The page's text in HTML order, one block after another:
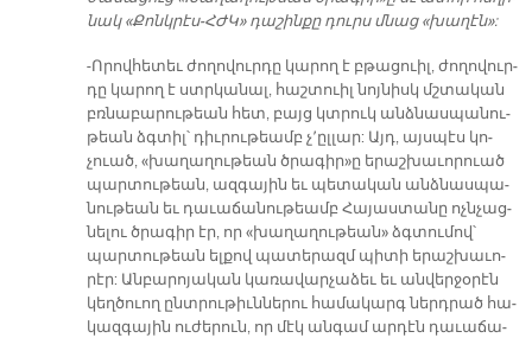
նակ «Քոնկ­րէս-ՀԺԿ» դա­շին­քը դուրս մնաց «խա­ղէ­ն»:
-Ո­րով­հե­տեւ ժո­ղո­վուր­դը կա­րող է բթացուիլ, ժո­ղո­վուր­
դը կա­րող է ստրկա­նալ, հաշ­տուիլ նոյ­նիսկ մշտա­կան
բռնա­բա­րու­թեան հետ, բայց կտրուկ անձ­նաս­պա­նու­
թեան ձգտիլ՝ դիւ­րու­թեամբ չ՚ըլ­լար: Այդ, այս­պէս կո­
չուած, «խա­ղա­ղու­թեա­ն ծ­րա­գի­ր­»ը ե­րաշ­խա­ւո­րուած
պար­տու­թեան, ազ­գա­յին եւ պե­տա­կան անձ­նաս­պա­
նու­թեան եւ դա­ւա­ճա­նու­թեամբ Հա­յաս­տա­նը ոչն­չաց­
նե­լու ծրա­գիր էր, որ «խա­ղա­ղու­թեա­ն» ձգտու­մով՝
պար­տու­թեան ել­քով պա­տե­րազմ պի­տի ե­րաշ­խա­ւո­
րէր: Ան­բա­րո­յա­կան կա­ռա­վար­չա­ձեւ եւ ան­վեր­ջօ­րէն
կեղ­ծուող ընտ­րու­թիւն­նե­րու հա­մա­կարգ ներդ­րած հա­
կազ­գա­յին ու­ժե­րուն, որ մէկ ան­գամ ար­դէն դա­ւա­ճա­